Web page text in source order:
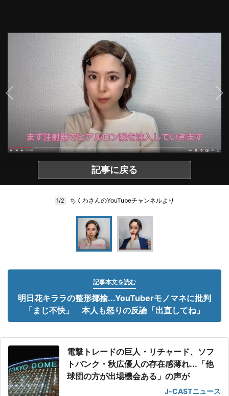
記事に戻る
1/2 ちくわさんのYouTubeチャンネルより
記事本文を読む
明日花キララの整形揶揄...YouTuberモノマネに批判
「まじ不快」 本人も怒りの反論「出直してね」
電撃トレードの巨人・リチャード、ソフ
トバンク・秋広優人の存在感薄れ...「他
球団の方が出場機会ある」の声が
J-CASTニュース